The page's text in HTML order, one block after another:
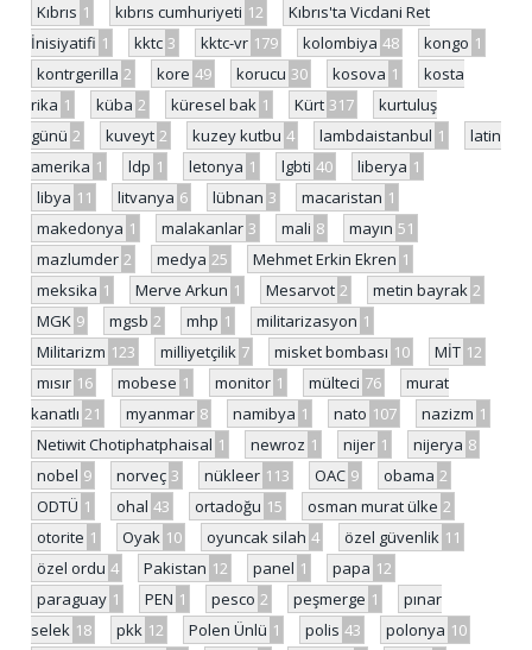
Kıbrıs 1 kıbrıs cumhuriyeti 12
Kıbrıs'ta Vicdani Ret
İnisiyatifi 1 kktc 3 kktc-vr 179 kolombiya 48 kongo 1
kontrgerilla 2 kore 49 korucu 30 kosova 1
kosta
rika 1 küba 2 küresel bak 1 Kürt 317
kurtuluş
günü 2 kuveyt 2 kuzey kutbu 4 lambdaistanbul 1
latin
amerika 1 ldp 1 letonya 1 lgbti 40 liberya 1
libya 11 litvanya 6 lübnan 3 macaristan 1
makedonya 1 malakanlar 3 mali 8 mayın 51
mazlumder 2 medya 25 Mehmet Erkin Ekren 1
meksika 1 Merve Arkun 1 Mesarvot 2 metin bayrak 2
MGK 9 mgsb 2 mhp 1 militarizasyon 1
Militarizm 123 milliyetçilik 7 misket bombası 10 MİT 12
mısır 16 mobese 1 monitor 1 mülteci 76
murat
kanatlı 21 myanmar 8 namibya 1 nato 107 nazizm 1
Netiwit Chotiphatphaisal 1 newroz 1 nijer 1 nijerya 8
nobel 9 norveç 3 nükleer 113 OAC 9 obama 2
ODTÜ 1 ohal 43 ortadoğu 15 osman murat ülke 2
otorite 1 Oyak 10 oyuncak silah 4 özel güvenlik 11
özel ordu 4 Pakistan 12 panel 1 papa 12
paraguay 1 PEN 1 pesco 2 peşmerge 1
pınar
selek 18 pkk 12 Polen Ünlü 1 polis 43 polonya 10